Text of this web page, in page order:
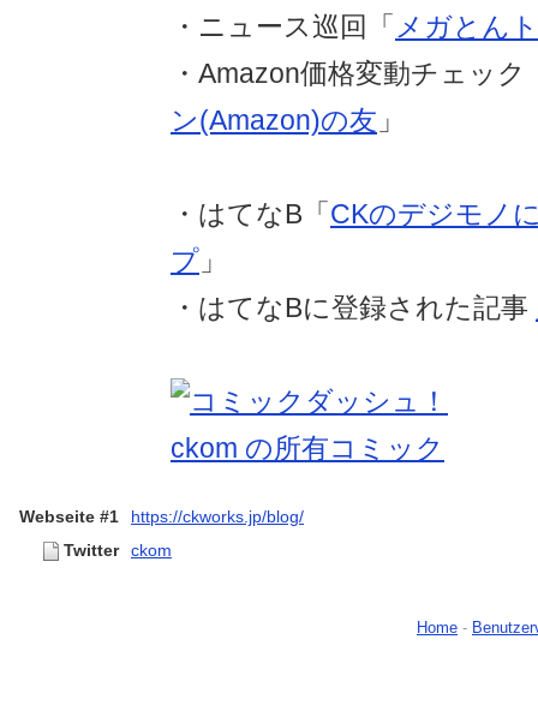
・ニュース巡回「 メガとん
・Amazon価格変動チェック
ン(Amazon)の友 」
・はてなB「 CKのデジモノ
プ 」
・はてなBに登録された記事
Webseite #1
https://ckworks.jp/blog/
Twitter
ckom
Home -